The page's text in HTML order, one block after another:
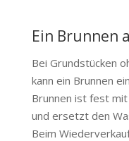
Ein Brunnen
Bei Grundstücken
kann ein Brunnen
Brunnen ist fest
und ersetzt den
Beim